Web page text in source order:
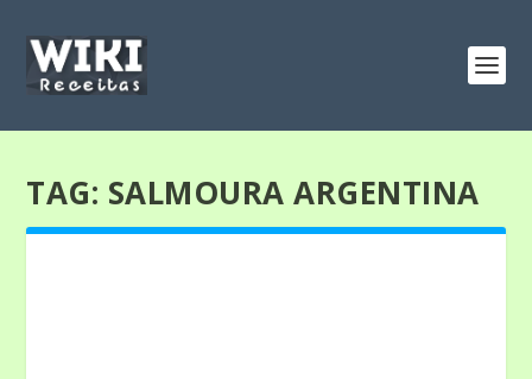
TAG: SALMOURA ARGENTINA